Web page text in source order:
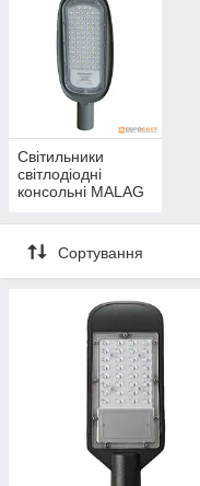
Світильники
світлодіодні
консольні MALAG
Сортування